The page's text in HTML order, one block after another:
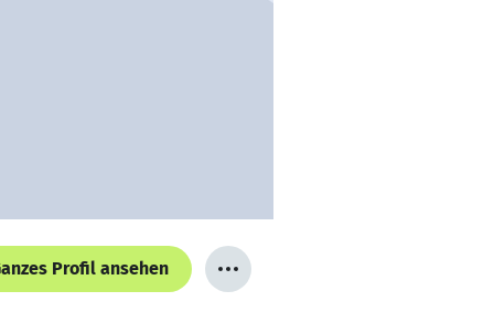
Profil ansehen